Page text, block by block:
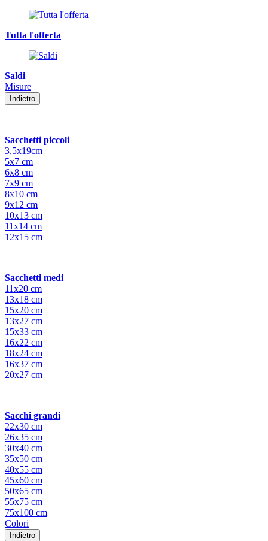
Tutta l'offerta
Saldi
Misure
Indietro
Sacchetti piccoli
3,5x19cm
5x7 cm
6x8 cm
7x9 cm
8x10 cm
9x12 cm
10x13 cm
11x14 cm
12x15 cm
Sacchetti medi
11x20 cm
13x18 cm
15x20 cm
13x27 cm
15x33 cm
16x22 cm
18x24 cm
16x37 cm
20x27 cm
Sacchi grandi
22x30 cm
26x35 cm
30x40 cm
35x50 cm
40x55 cm
45x60 cm
50x65 cm
55x75 cm
75x100 cm
Colori
Indietro